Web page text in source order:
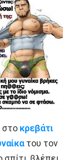
στο κρεβάτι
του τον